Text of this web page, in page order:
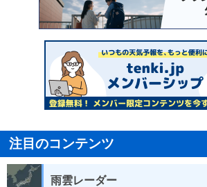
注目のコンテンツ
雨雲レーダー